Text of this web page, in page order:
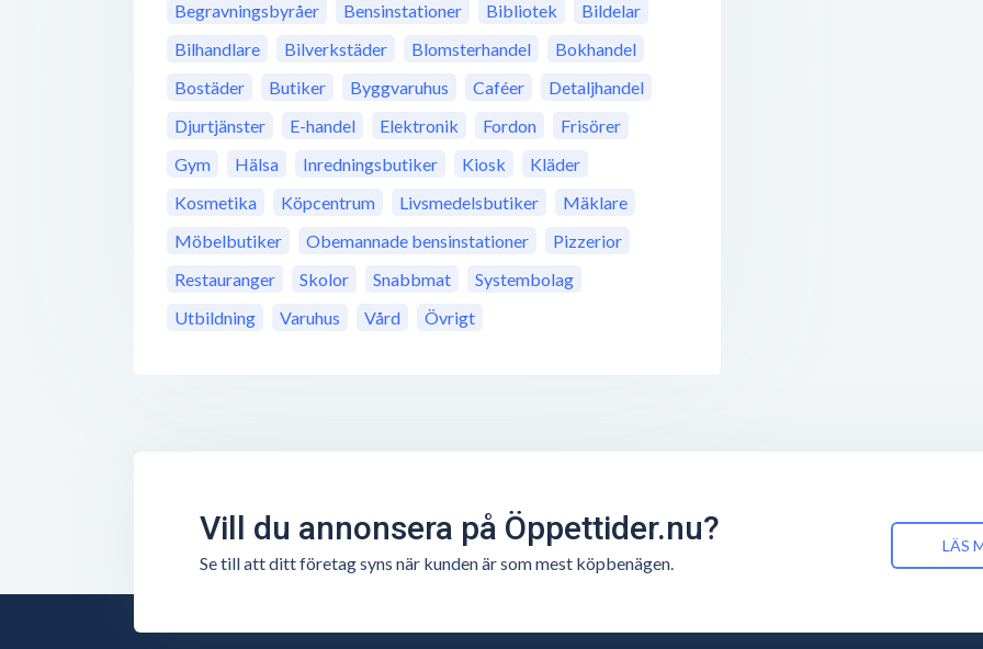
Begravningsbyråer
Bensinstationer Bibliotek
Bildelar
Bilhandlare
Bilverkstäder Blomsterhandel
Bokhandel
Bostäder
Butiker Byggvaruhus Caféer
Detaljhandel
Djurtjänster
E-handel Elektronik Fordon
Frisörer
Gym
Hälsa Inredningsbutiker Kiosk
Kläder
Kosmetika
Köpcentrum Livsmedelsbutiker
Mäklare
Möbelbutiker
Obemannade bensinstationer
Pizzerior
Restauranger
Skolor Snabbmat
Systembolag
Utbildning
Varuhus Vård Övrigt
Vill du annonsera på Öppettider.nu?
Se till att ditt företag syns när kunden är som mest köpbenägen.
LÄS